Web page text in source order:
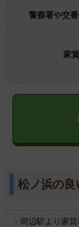
警察署や交
家
松ノ浜の良
・周辺駅より家